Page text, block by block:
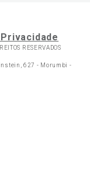
RESERVADOS
627 - Morumbi -